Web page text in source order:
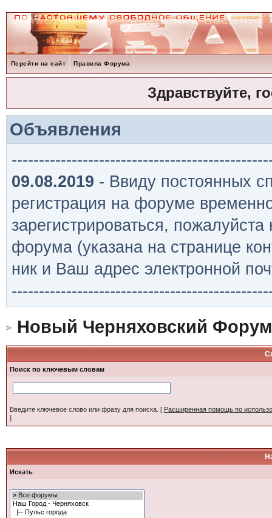
Перейти на сайт Правила Форума
Здравствуйте,
Объявления
09.08.2019 - Ввиду постоянных
регистрация на форуме
зарегистрироваться,
форума (указана на странице
ник и Ваш адрес электронной
Новый Черняховский Форум
Поиск по ключевым словам
Введите ключевое слово или фразу для поиска. [ Расширенная помощь по
]
Искать